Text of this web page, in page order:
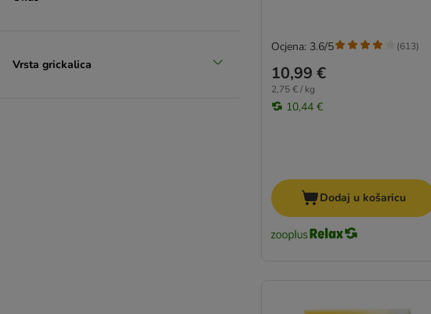
Vrsta grickalica 10,99 €
2,75 € / kg
10,44 €
Ocjena: 3.6/5 (613)
Dodaj u košaricu